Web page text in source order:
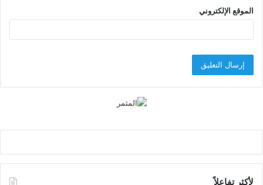
الموقع الإلكتروني
لأكثر تفاعلاً